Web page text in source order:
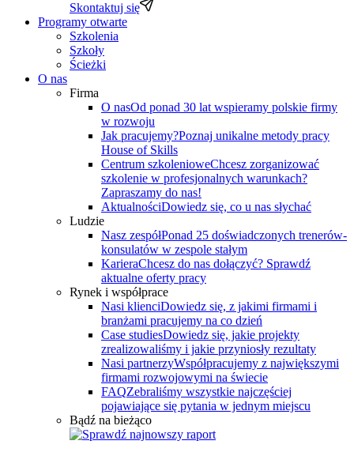
Skontaktuj się
Programy otwarte
Szkolenia
Szkoły
Ścieżki
O nas
Firma
O nasOd ponad 30 lat wspieramy polskie firmy
w rozwoju
Jak pracujemy?Poznaj unikalne metody pracy
House of Skills
Centrum szkolenioweChcesz zorganizować
szkolenie w profesjonalnych warunkach?
Zapraszamy do nas!
AktualnościDowiedz się, co u nas słychać
Ludzie
Nasz zespółPonad 25 doświadczonych trenerów-
konsulatów w zespole stałym
KarieraChcesz do nas dołączyć? Sprawdź
aktualne oferty pracy
Rynek i współprace
Nasi klienciDowiedz się, z jakimi firmami i
branżami pracujemy na co dzień
Case studiesDowiedz się, jakie projekty
zrealizowaliśmy i jakie przyniosły rezultaty
Nasi partnerzyWspółpracujemy z największymi
firmami rozwojowymi na świecie
FAQZebraliśmy wszystkie najczęściej
pojawiające się pytania w jednym miejscu
Bądź na bieżąco